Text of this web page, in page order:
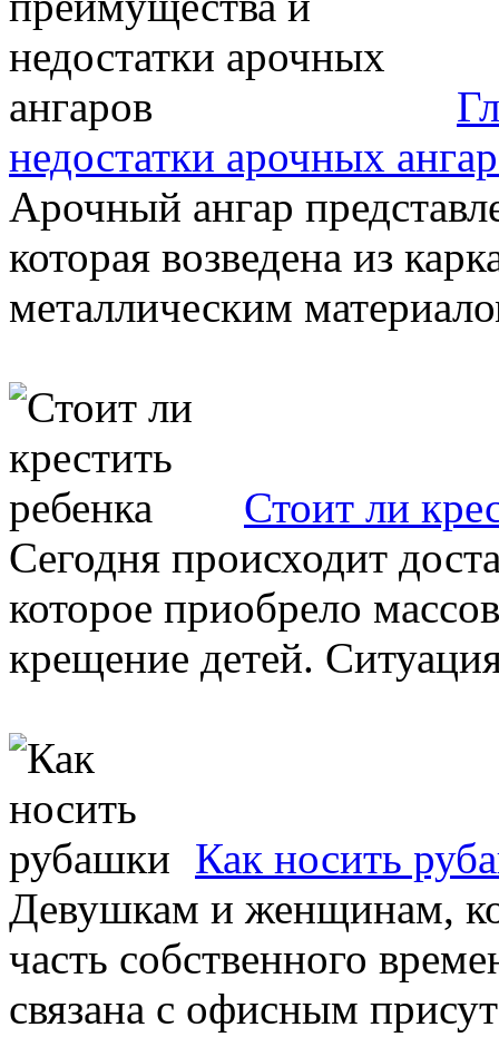
недостатки арочных
Арочный ангар
которая возведена из
металлическим
Стоит ли
Сегодня происходит
которое приобрело
крещение детей.
Как носить
Девушкам и женщинам,
часть собственного
связана с офисным